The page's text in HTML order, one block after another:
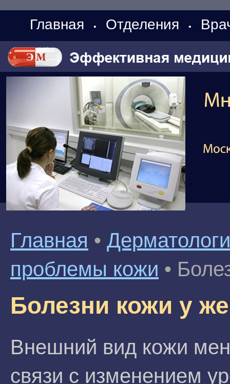
Главная • Отделения •
Главная •
проблемы кожи •
Болезни кожи у
Внешний вид кожи
связи с изменением